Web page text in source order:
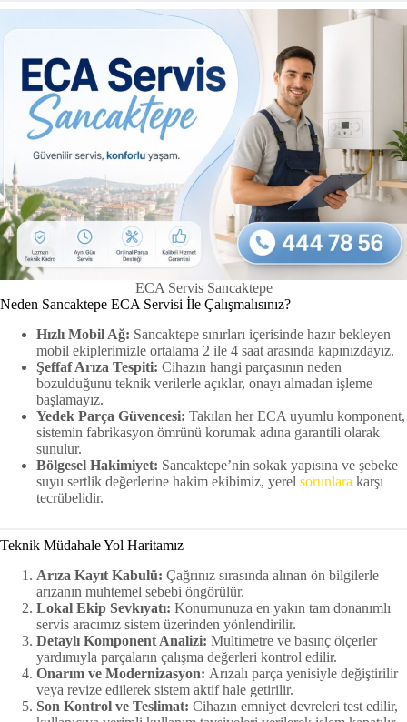
ECA Servis Sancaktepe
Neden Sancaktepe ECA Servisi İle Çalışmalısınız?
Hızlı Mobil Ağ: Sancaktepe sınırları içerisinde hazır bekleyen
mobil ekiplerimizle ortalama 2 ile 4 saat arasında kapınızdayız.
Şeffaf Arıza Tespiti: Cihazın hangi parçasının neden
bozulduğunu teknik verilerle açıklar, onayı almadan işleme
başlamayız.
Yedek Parça Güvencesi: Takılan her ECA uyumlu komponent,
sistemin fabrikasyon ömrünü korumak adına garantili olarak
sunulur.
Bölgesel Hakimiyet: Sancaktepe’nin sokak yapısına ve şebeke
suyu sertlik değerlerine hakim ekibimiz, yerel sorunlara karşı
tecrübelidir.
Teknik Müdahale Yol Haritamız
Arıza Kayıt Kabulü: Çağrınız sırasında alınan ön bilgilerle
arızanın muhtemel sebebi öngörülür.
Lokal Ekip Sevkıyatı: Konumunuza en yakın tam donanımlı
servis aracımız sistem üzerinden yönlendirilir.
Detaylı Komponent Analizi: Multimetre ve basınç ölçerler
yardımıyla parçaların çalışma değerleri kontrol edilir.
Onarım ve Modernizasyon: Arızalı parça yenisiyle değiştirilir
veya revize edilerek sistem aktif hale getirilir.
Son Kontrol ve Teslimat: Cihazın emniyet devreleri test edilir,